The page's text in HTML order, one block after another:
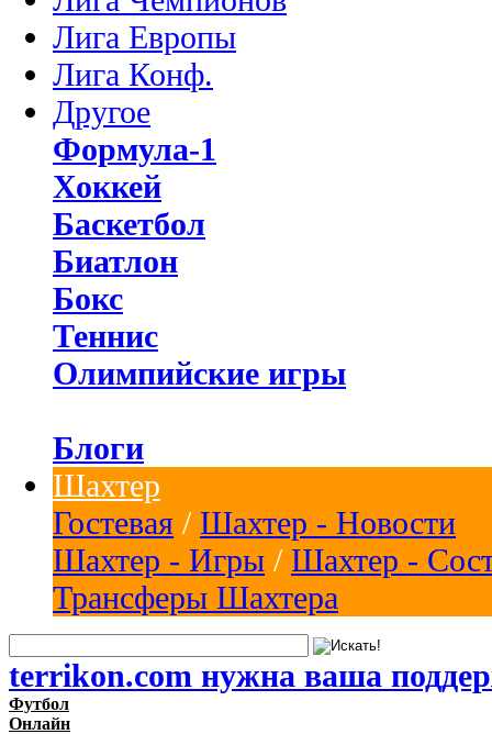
Лига Европы
Лига Конф.
Другое
Формула-1
Хоккей
Баскетбол
Биатлон
Бокс
Теннис
Олимпийские игры
Блоги
Шахтер
Гостевая / Шахтер - Новости
Шахтер - Игры / Шахтер -
Трансферы Шахтера
terrikon.com нужна ваша
Футбол
Онлайн